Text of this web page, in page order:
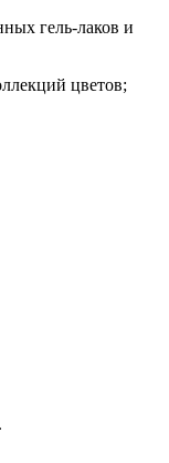
гель-лаков и
цветов;